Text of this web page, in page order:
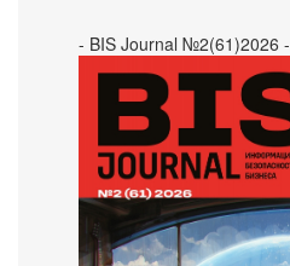
- BIS Journal №2(61)2026 -